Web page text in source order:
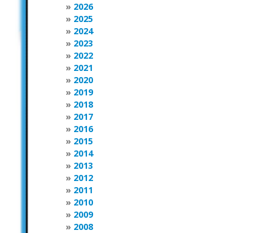
2026
2025
2024
2023
2022
2021
2020
2019
2018
2017
2016
2015
2014
2013
2012
2011
2010
2009
2008